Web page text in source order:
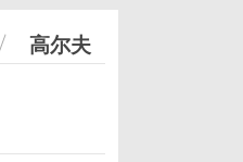
高尔夫